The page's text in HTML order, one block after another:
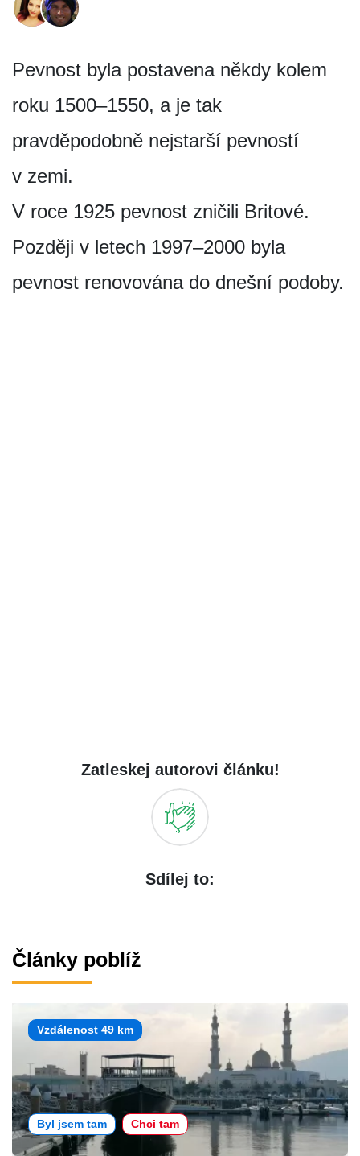
Pevnost byla postavena někdy kolem
roku 1500–1550, a je tak
pravděpodobně nejstarší pevností
v zemi.
V roce 1925 pevnost zničili Britové.
Později v letech 1997–2000 byla
pevnost renovována do dnešní podoby.
Zatleskej autorovi článku!
Sdílej to:
Články poblíž
Vzdálenost 49 km
Byl jsem tam Chci tam